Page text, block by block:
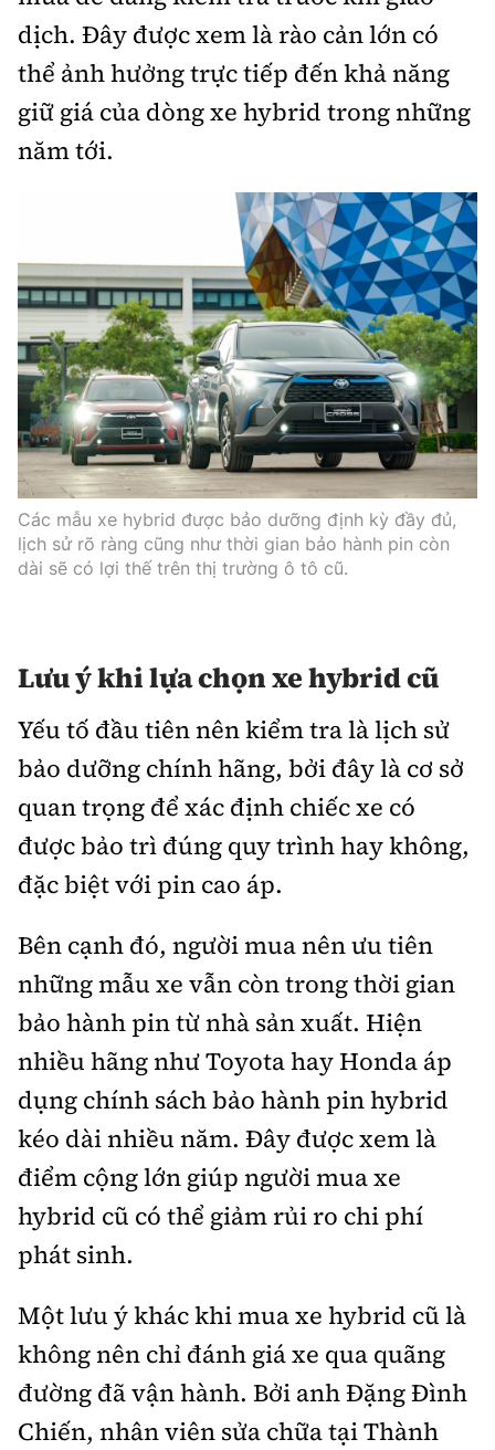
dịch. Đây được xem là rào cản lớn có
thể ảnh hưởng trực tiếp đến khả năng
giữ giá của dòng xe hybrid trong những
năm tới.
Các mẫu xe hybrid được bảo dưỡng định kỳ đầy đủ,
lịch sử rõ ràng cũng như thời gian bảo hành pin còn
dài sẽ có lợi thế trên thị trường ô tô cũ.
Lưu ý khi lựa chọn xe hybrid cũ
Yếu tố đầu tiên nên kiểm tra là lịch sử
bảo dưỡng chính hãng, bởi đây là cơ sở
quan trọng để xác định chiếc xe có
được bảo trì đúng quy trình hay không,
đặc biệt với pin cao áp.
Bên cạnh đó, người mua nên ưu tiên
những mẫu xe vẫn còn trong thời gian
bảo hành pin từ nhà sản xuất. Hiện
nhiều hãng như Toyota hay Honda áp
dụng chính sách bảo hành pin hybrid
kéo dài nhiều năm. Đây được xem là
điểm cộng lớn giúp người mua xe
hybrid cũ có thể giảm rủi ro chi phí
phát sinh.
Một lưu ý khác khi mua xe hybrid cũ là
không nên chỉ đánh giá xe qua quãng
đường đã vận hành. Bởi anh Đặng Đình
Chiến, nhân viên sửa chữa tại Thành